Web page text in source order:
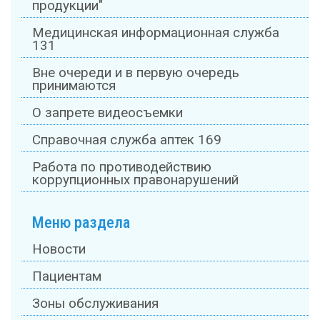
продукции"
Медицинская информационная служба
131
Вне очереди и в первую очередь
принимаются
О запрете видеосъемки
Справочная служба аптек 169
Работа по противодействию
коррупционных правонарушений
Меню раздела
Новости
Пациентам
Зоны обслуживания